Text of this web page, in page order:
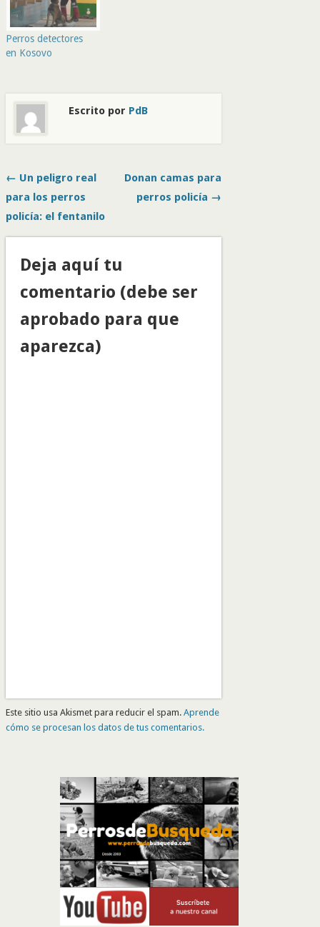
Perros detectores
en Kosovo
Escrito por PdB
← Un peligro real
para los perros
policía: el fentanilo
Donan camas para
perros policía →
Deja aquí tu
comentario (debe ser
aprobado para que
aparezca)
Este sitio usa Akismet para reducir el spam. Aprende
cómo se procesan los datos de tus comentarios.